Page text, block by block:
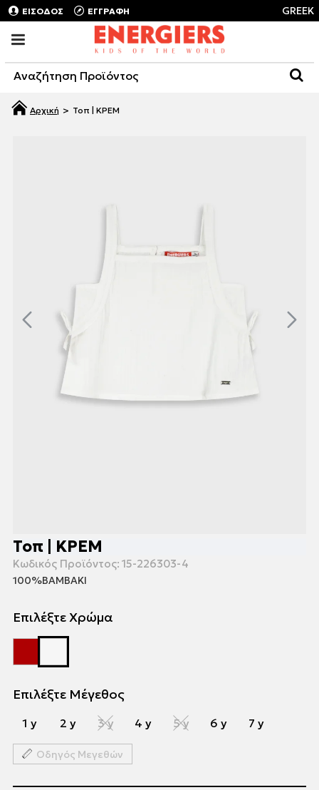
ΕΙΣΟΔΟΣ ΕΓΓΡΑΦΗ GREEK
Τοπ | ΚΡΕΜ
Τοπ | ΚΡΕΜ
Κωδικός Προϊόντος: 15-226303-4
100%ΒΑΜΒΑΚΙ
Επιλέξτε Χρώμα
Επιλέξτε Μέγεθος
1 y 2 y 3 y 4 y 5 y 6 y 7 y
Οδηγός Μεγεθών